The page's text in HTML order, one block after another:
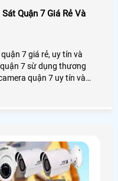
Quận 7 Giá Rẻ Và
7 giá rẻ, uy tín và
7 sừ dụng thương
quận 7 uy tín và